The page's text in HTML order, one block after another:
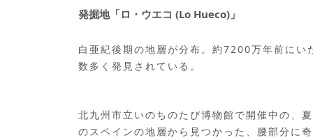
発掘地「ロ・ウエコ (Lo Hueco)」
白亜紀後期の地層が分布。約7200万年前に
数多く発見されている。
北九州市立いのちのたび博物館で開催中の、
のスペインの地層から見つかった、腰部分に